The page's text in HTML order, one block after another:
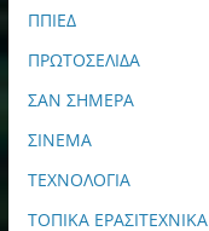
ΠΠΙΕΔ
ΠΡΩΤΟΣΕΛΙΔΑ
ΣΑΝ ΣΗΜΕΡΑ
ΣΙΝΕΜΑ
ΤΕΧΝΟΛΟΓΙΑ
ΤΟΠΙΚΑ ΕΡΑΣΙΤΕΧΝΙΚΑ